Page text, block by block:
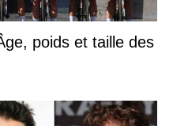
poids et taille des